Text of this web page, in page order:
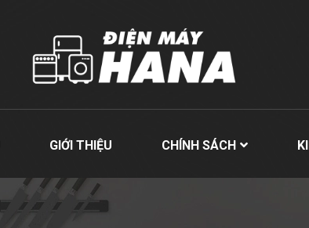
GIỚI THIỆU CHÍNH SÁCH